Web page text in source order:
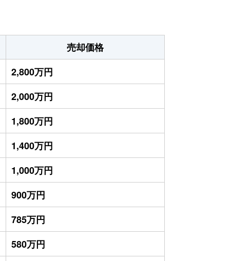
売却価格
2,800万円
2,000万円
1,800万円
1,400万円
1,000万円
900万円
785万円
580万円